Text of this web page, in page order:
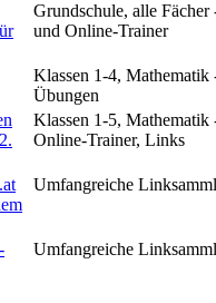
Grundschule, alle Fächer
und Online-Trainer
Klassen 1-4, Mathematik
Übungen
Klassen 1-5, Mathematik
Online-Trainer, Links
Umfangreiche
Umfangreiche